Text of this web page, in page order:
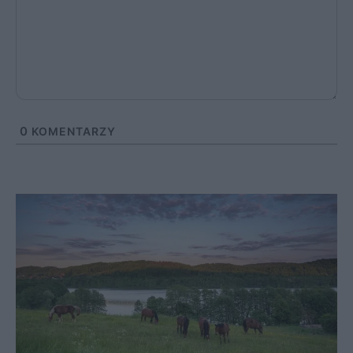
0 KOMENTARZY